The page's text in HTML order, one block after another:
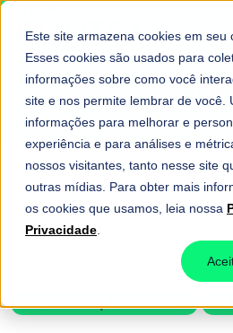
Este site armazena cookies em seu
Esses cookies são usados para
informações sobre como você
site e nos permite lembrar de você.
informações para melhorar e
experiência e para análises e
nossos visitantes, tanto nesse site
outras mídias. Para obter mais
os cookies que usamos, leia nossa
Privacidade
Fale conosco
Home-Automação Fiscal-
que está revolucionando as
Automação Fiscal